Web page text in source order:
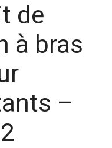
de
à bras
–